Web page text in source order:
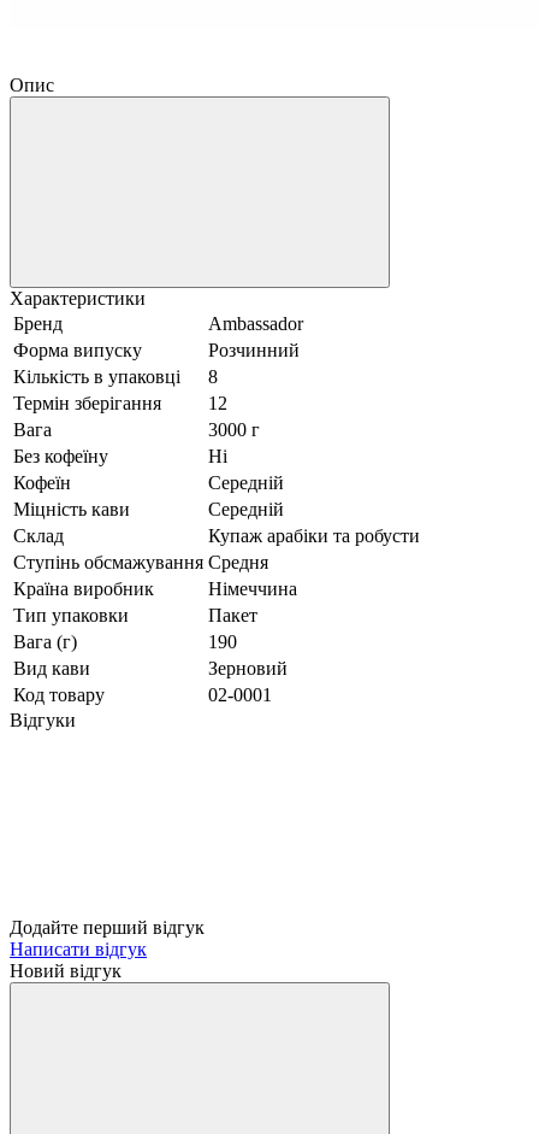
Опис
Характеристики
Бренд
Ambassador
Форма випуску
Розчинний
Кількість в упаковці
8
Термін зберігання
12
Вага
3000 г
Без кофеїну
Ні
Кофеїн
Середній
Міцність кави
Середній
Склад
Купаж арабіки та робусти
Ступінь обсмажування Средня
Країна виробник
Німеччина
Тип упаковки
Пакет
Вага (г)
190
Вид кави
Зерновий
Код товару
02-0001
Відгуки
Додайте перший відгук
Написати відгук
Новий відгук